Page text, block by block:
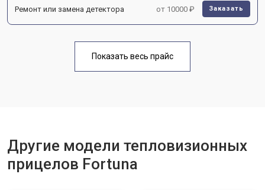
Ремонт или замена детектора от 10000 ₽ Заказать
Показать весь прайс
Другие модели тепловизионных
прицелов Fortuna